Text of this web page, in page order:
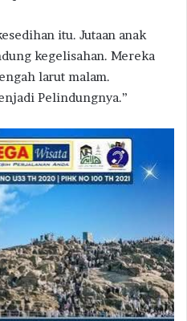
itu. Jutaan anak
kegelisahan. Mereka
larut malam.
Pelindungnya.”